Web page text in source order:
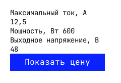
Максимальный ток, А
12,5
Мощность, Вт 600
Выходное напряжение, В
48
Показать цену